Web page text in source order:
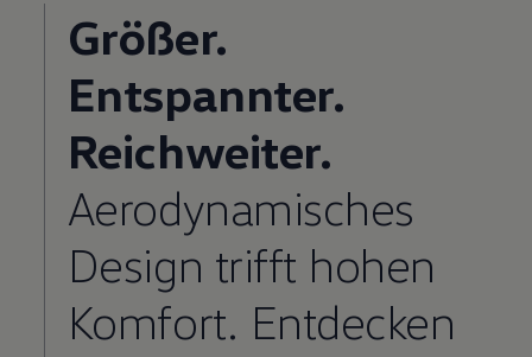
Größer.
Entspannter.
Reichweiter.
Aerodynamisches
Design trifft hohen
Komfort. Entdecken